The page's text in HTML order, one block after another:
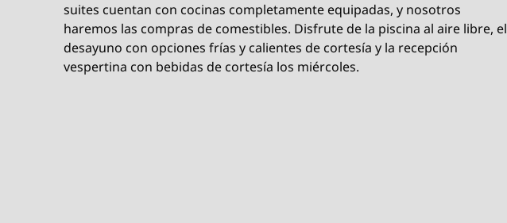
suites cuentan con cocinas completamente equipadas, y nosotros
haremos las compras de comestibles. Disfrute de la piscina al aire libre, el
desayuno con opciones frías y calientes de cortesía y la recepción
vespertina con bebidas de cortesía los miércoles.